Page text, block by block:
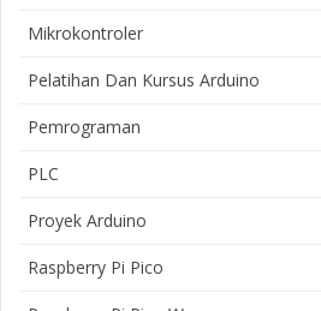
Mikrokontroler
Pelatihan Dan Kursus Arduino
Pemrograman
PLC
Proyek Arduino
Raspberry Pi Pico